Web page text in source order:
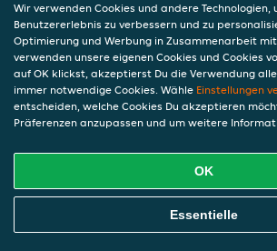
Mittwoch
17:00 -
Donnerstag
11:00 -
17:00 -
Freitag
11:00 -
17:00 -
Samstag
11:00 -
17:00 -
Sonntag
11:00 -
Wir verwenden Cookies und andere Technologien,
Benutzererlebnis zu verbessern und zu
Optimierung und Werbung in Zusammenarbeit
verwenden unsere eigenen Cookies und Cookies
auf OK klickst, akzeptierst Du die Verwendung
immer notwendige Cookies. Wähle Einstellungen
entscheiden, welche Cookies Du akzeptieren
Präferenzen anzupassen und um weitere
OK
Essentielle